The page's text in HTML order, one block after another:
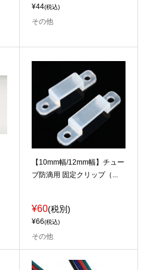
¥44(税込)
その他
【10mm幅/12mm幅】チュー
ブ防滴用 固定クリップ（...
¥60(税別)
¥66(税込)
その他